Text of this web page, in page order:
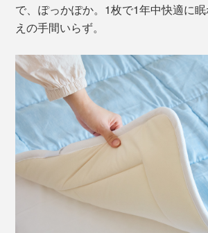
で、ぽっかぽか。1枚で1年中快適に
えの手間いらず。